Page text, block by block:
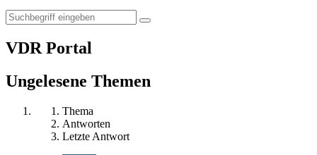
VDR Portal
Ungelesene Themen
Thema
Antworten
Letzte Antwort